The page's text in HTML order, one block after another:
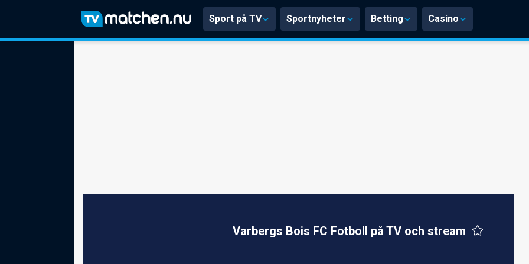
Sport på TV Sportnyheter Betting Casino
Varbergs Bois FC Fotboll på TV och stream